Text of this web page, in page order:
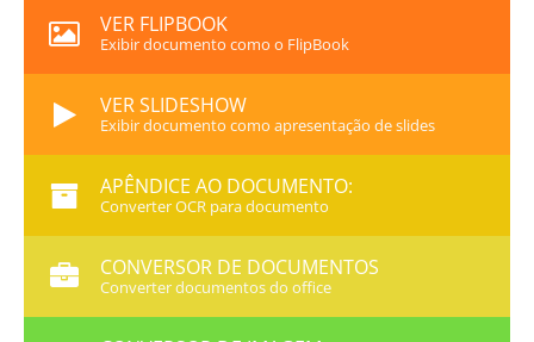
VER FLIPBOOK
Exibir documento como o FlipBook
VER SLIDESHOW
Exibir documento como apresentação de slides
APÊNDICE AO DOCUMENTO:
Converter OCR para documento
CONVERSOR DE DOCUMENTOS
Converter documentos do office